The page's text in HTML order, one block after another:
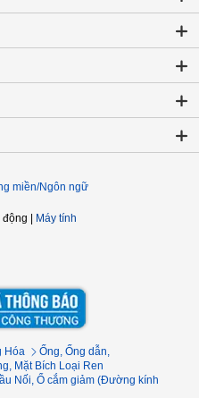
miền/Ngôn ngữ
động Máy tính
Hóa
Ống, Ống dẫn,
Mặt Bích Loại Ren
Nối, Ổ cắm giảm (Đường kính